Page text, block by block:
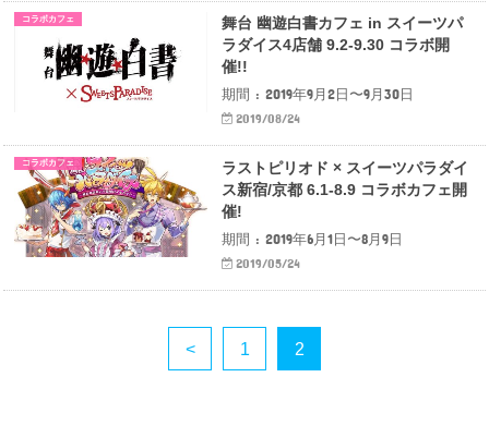
コラボカフェ
舞台 幽遊白書カフェ in スイーツパ
ラダイス4店舗 9.2-9.30 コラボ開
催!!
期間 : 2019年9月2日〜9月30日
2019/08/24
コラボカフェ
ラストピリオド × スイーツパラダイ
ス新宿/京都 6.1-8.9 コラボカフェ開
催!
期間 : 2019年6月1日〜8月9日
2019/05/24
< 1 2